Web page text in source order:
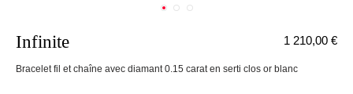
Infinite
Bracelet fil et chaîne avec diamant 0.15 carat en serti clos or blanc
1 210,00 €